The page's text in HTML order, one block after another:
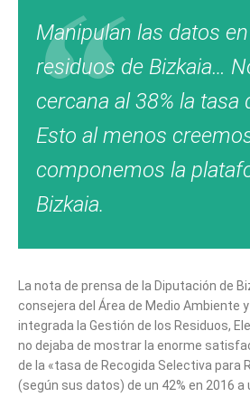
Manipulan las datos
residuos de Bizkaia…
cercana al 38% la tasa
Esto al menos
componemos la
Bizkaia.
La nota de prensa de la Diputación de
consejera del Área de Medio Ambiente
integrada la Gestión de los Residuos,
no dejaba de mostrar la enorme
de la «tasa de Recogida Selectiva para
(según sus datos) de un 42% en 2016 a